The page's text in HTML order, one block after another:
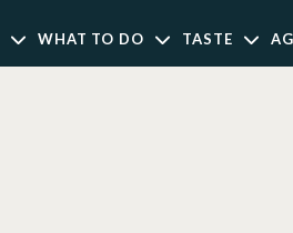
WHAT TO DO TASTE